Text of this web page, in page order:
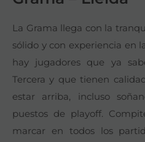
La Grama llega con la
sólido y con experiencia en
hay jugadores que ya
Tercera y que tienen
estar arriba, incluso
puestos de playoff.
marcar en todos los